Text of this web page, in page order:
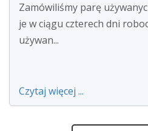
Zamówiliśmy parę
je w ciągu czterech dni
używan...
Czytaj więcej ...